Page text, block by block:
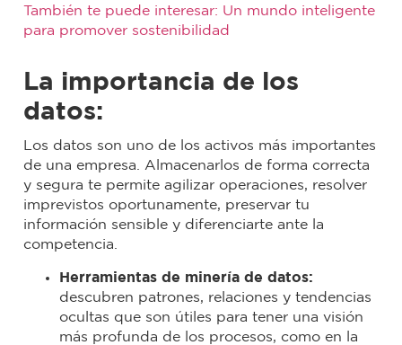
También te puede interesar: Un mundo inteligente
para promover sostenibilidad
La importancia de los
datos:
Los datos son uno de los activos más importantes
de una empresa. Almacenarlos de forma correcta
y segura te permite agilizar operaciones, resolver
imprevistos oportunamente, preservar tu
información sensible y diferenciarte ante la
competencia.
Herramientas de minería de datos:
descubren patrones, relaciones y tendencias
ocultas que son útiles para tener una visión
más profunda de los procesos, como en la